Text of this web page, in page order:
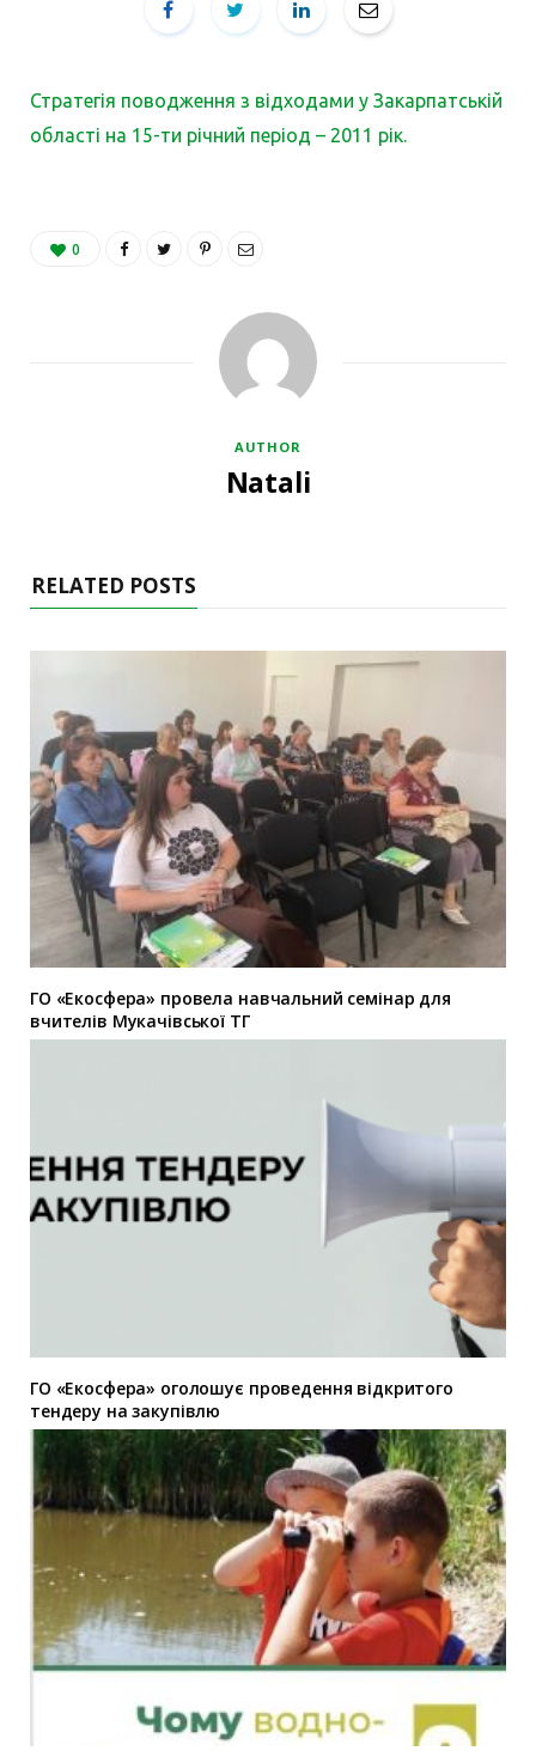
Стратегія поводження з відходами у Закарпатській
області на 15-ти річний період – 2011 рік.
0
AUTHOR
Natali
RELATED POSTS
ГО «Екосфера» провела навчальний семінар для
вчителів Мукачівської ТГ
ГО «Екосфера» оголошує проведення відкритого
тендеру на закупівлю